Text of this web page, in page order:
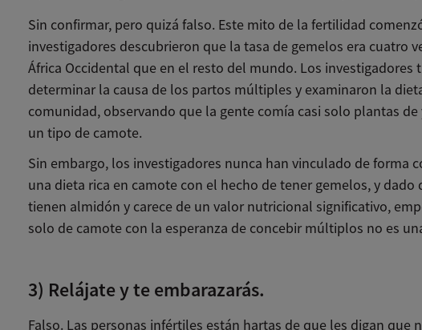
Sin confirmar, pero quizá falso. Este mito de la fertilidad
investigadores descubrieron que la tasa de gemelos era cuatro
África Occidental que en el resto del mundo. Los investigadores
determinar la causa de los partos múltiples y examinaron la
comunidad, observando que la gente comía casi solo plantas de
un tipo de camote.
Sin embargo, los investigadores nunca han vinculado de forma
una dieta rica en camote con el hecho de tener gemelos, y dado
tienen almidón y carece de un valor nutricional significativo,
solo de camote con la esperanza de concebir múltiplos no es
3) Relájate y te embarazarás.
Falso. Las personas infértiles están hartas de que les digan que